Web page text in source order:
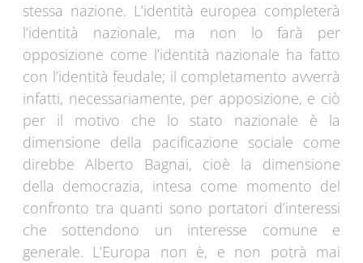
stessa nazione. L’identità europea completerà
l’identità nazionale, ma non lo farà per
opposizione come l’identità nazionale ha fatto
con l’identità feudale; il completamento avverrà
infatti, necessariamente, per apposizione, e ciò
per il motivo che lo stato nazionale è la
dimensione della pacificazione sociale come
direbbe Alberto Bagnai, cioè la dimensione
della democrazia, intesa come momento del
confronto tra quanti sono portatori d’interessi
che sottendono un interesse comune e
generale. L’Europa non è, e non potrà mai